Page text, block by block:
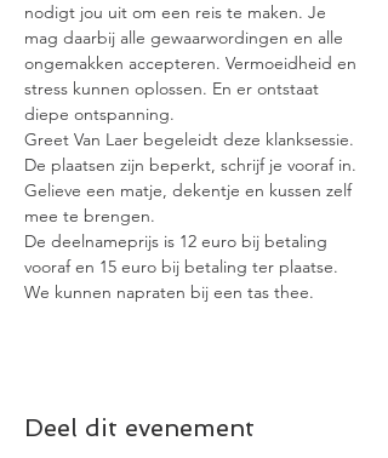
nodigt jou uit om een reis te maken. Je
mag daarbij alle gewaarwordingen en alle
ongemakken accepteren. Vermoeidheid en
stress kunnen oplossen. En er ontstaat
diepe ontspanning.
Greet Van Laer begeleidt deze klanksessie.
De plaatsen zijn beperkt, schrijf je vooraf in.
Gelieve een matje, dekentje en kussen zelf
mee te brengen.
De deelnameprijs is 12 euro bij betaling
vooraf en 15 euro bij betaling ter plaatse.
We kunnen napraten bij een tas thee.
Deel dit evenement